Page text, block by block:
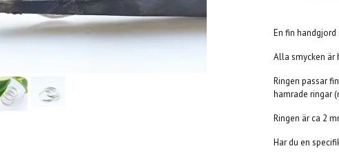
En fin
Alla smycken är
Ringen passar
hamrade ringar
Ringen är ca 2
Har du en